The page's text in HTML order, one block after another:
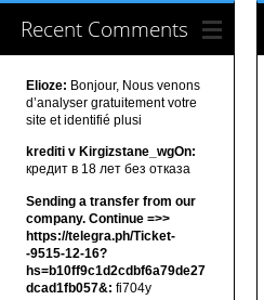
Recent Comments
Elioze: Bonjour, Nous venons
d’analyser gratuitement votre
site et identifié plusi
krediti v Kirgizstane_wgOn:
кредит в 18 лет без отказа
Sending a transfer from our
company. Continue =>>
https://telegra.ph/Ticket-
-9515-12-16?
hs=b10ff9c1d2cdbf6a79de27
dcad1fb057&: fi704y